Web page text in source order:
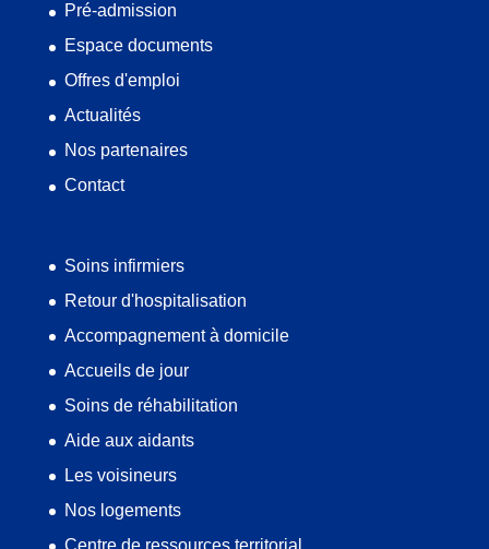
Pré-admission
Espace documents
Offres d'emploi
Actualités
Nos partenaires
Contact
Soins infirmiers
Retour d'hospitalisation
Accompagnement à domicile
Accueils de jour
Soins de réhabilitation
Aide aux aidants
Les voisineurs
Nos logements
Centre de ressources territorial